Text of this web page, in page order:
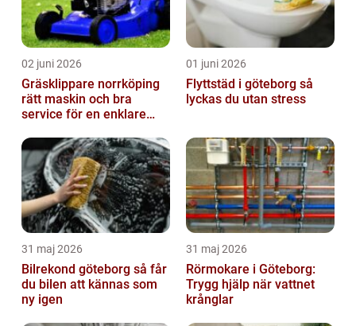
02 juni 2026
Gräsklippare norrköping
rätt maskin och bra
service för en enklare
01 juni 2026
Flyttstäd i göteborg så
lyckas du utan stress
31 maj 2026
Bilrekond göteborg så får
du bilen att kännas som
ny igen
31 maj 2026
Rörmokare i Göteborg:
Trygg hjälp när vattnet
krånglar